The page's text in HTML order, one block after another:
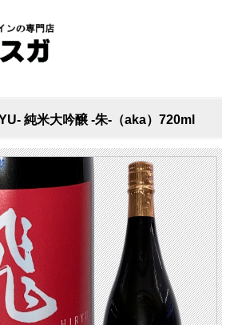
純米大吟醸 -朱-（aka）720ml